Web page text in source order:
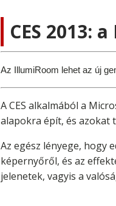
CES 2013:
Az IllumiRoom lehet az új
A CES alkalmából a
alapokra épít, és azokat
Az egész lényege, hogy
képernyőről, és az
jelenetek, vagyis a